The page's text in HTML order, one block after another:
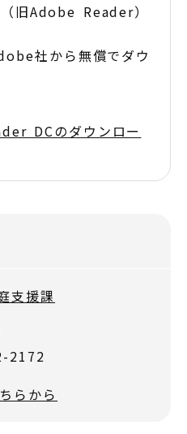
旧Adobe Reader）
社から無償でダウ
DCのダウンロー
支援課
2172
らから